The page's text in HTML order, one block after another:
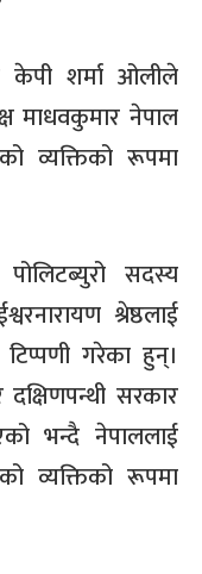
केपी शर्मा ओलीले
माधवकुमार नेपाल
व्यक्तिको रूपमा
सदस्य
श्रेष्ठलाई
गरेका हुन्।
सरकार
भन्दै नेपाललाई
व्यक्तिको रूपमा